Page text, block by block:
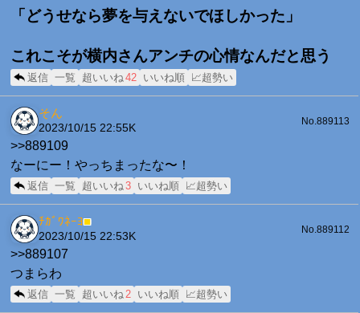
「どうせなら夢を与えないでほしかった」
これこそが横内さんアンチの心情なんだと思う
返信 一覧 超いいね42 いいね順 📈超勢い
そん
2023/10/15 22:55K
No.889113
>>889109
なーにー！やっちまったな〜！
返信 一覧 超いいね3 いいね順 📈超勢い
ﾁｶﾞﾜﾈｰﾖ■
2023/10/15 22:53 K
No.889112
>>889107
つまらわ
返信 一覧 超いいね2 いいね順 📈超勢い